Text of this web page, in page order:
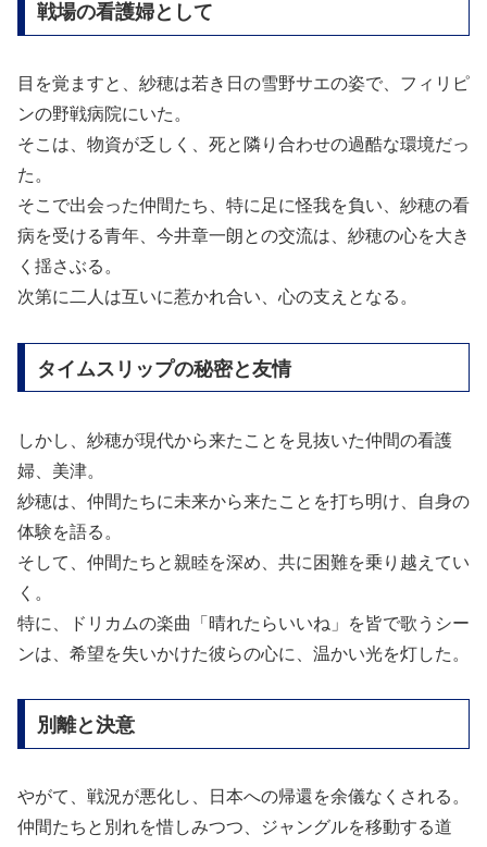
戦場の看護婦として
目を覚ますと、紗穂は若き日の雪野サエの姿で、フィリピ
ンの野戦病院にいた。
そこは、物資が乏しく、死と隣り合わせの過酷な環境だっ
た。
そこで出会った仲間たち、特に足に怪我を負い、紗穂の看
病を受ける青年、今井章一朗との交流は、紗穂の心を大き
く揺さぶる。
次第に二人は互いに惹かれ合い、心の支えとなる。
タイムスリップの秘密と友情
しかし、紗穂が現代から来たことを見抜いた仲間の看護
婦、美津。
紗穂は、仲間たちに未来から来たことを打ち明け、自身の
体験を語る。
そして、仲間たちと親睦を深め、共に困難を乗り越えてい
く。
特に、ドリカムの楽曲「晴れたらいいね」を皆で歌うシー
ンは、希望を失いかけた彼らの心に、温かい光を灯した。
別離と決意
やがて、戦況が悪化し、日本への帰還を余儀なくされる。
仲間たちと別れを惜しみつつ、ジャングルを移動する道